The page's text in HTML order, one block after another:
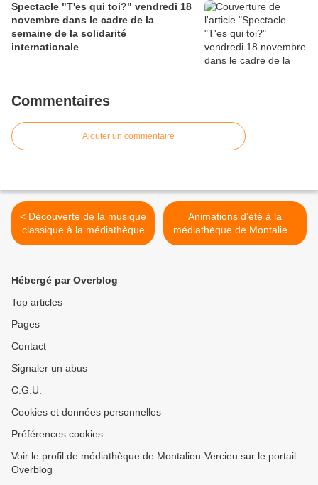
Spectacle "T'es qui toi?" vendredi 18
novembre dans le cadre de la
semaine de la solidarité
internationale
Commentaires
Ajouter un commentaire
< Découverte de la musique
classique à la médiathèque
Animations d'été à la
médiathèque de Montalieu-
Vercieu >
Hébergé par Overblog
Top articles
Pages
Contact
Signaler un abus
C.G.U.
Cookies et données personnelles
Préférences cookies
Voir le profil de médiathèque de Montalieu-Vercieu sur le portail
Overblog